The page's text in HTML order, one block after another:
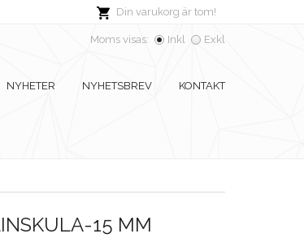
Din varukorg är tom!
Moms visas: Inkl Exkl
NYHETER NYHETSBREV KONTAKT
15 MM